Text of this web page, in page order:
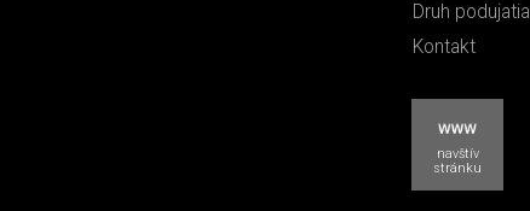
Druh podujatia
Kontakt
navštív
stránku